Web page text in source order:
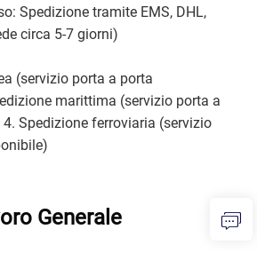
Spedizione tramite EMS, DHL,
circa 5-7 giorni)
(servizio porta a porta
marittima (servizio porta a
Spedizione ferroviaria (servizio
Generale